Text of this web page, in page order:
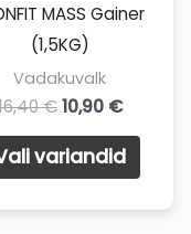
MASS Gainer
(1,5KG)
Vadakuvalk
€ 10,90 €
variandid
Sellel